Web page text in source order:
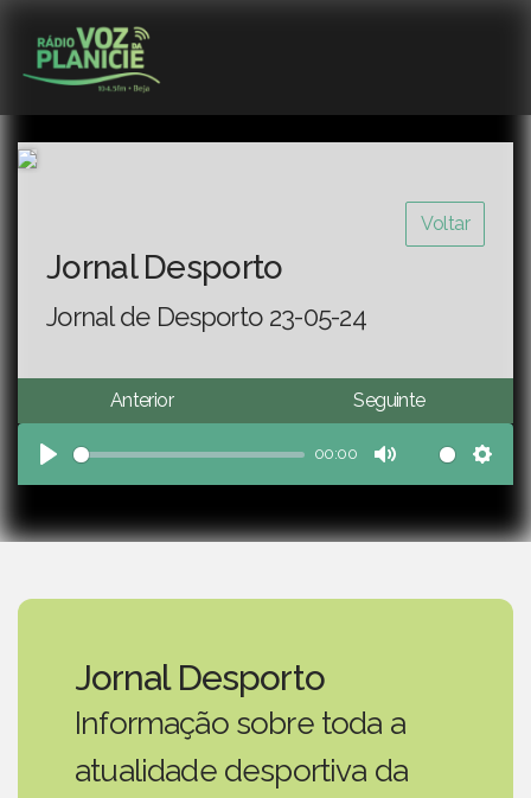
Voltar
Jornal Desporto
Jornal de Desporto 23-05-24
Anterior Seguinte
Play
00:00
Mute
Jornal Desporto
Informação sobre toda a
atualidade desportiva da